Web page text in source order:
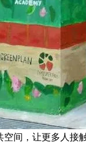
间，让更多人接